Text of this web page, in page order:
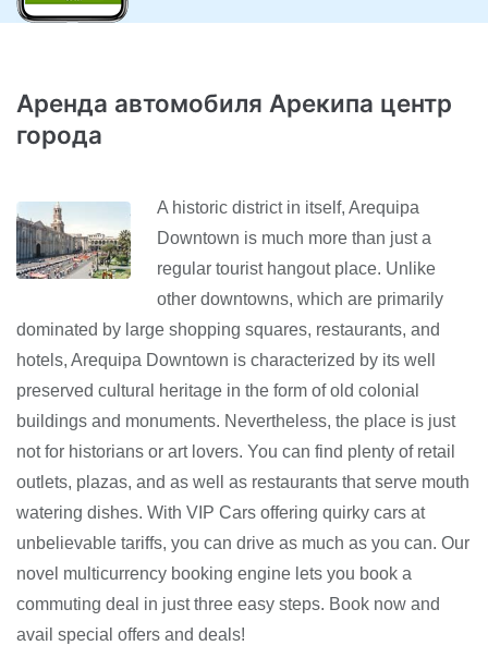
Аренда автомобиля Арекипа центр
города
A historic district in itself, Arequipa
Downtown is much more than just a
regular tourist hangout place. Unlike
other downtowns, which are primarily
dominated by large shopping squares, restaurants, and
hotels, Arequipa Downtown is characterized by its well
preserved cultural heritage in the form of old colonial
buildings and monuments. Nevertheless, the place is just
not for historians or art lovers. You can find plenty of retail
outlets, plazas, and as well as restaurants that serve mouth
watering dishes. With VIP Cars offering quirky cars at
unbelievable tariffs, you can drive as much as you can. Our
novel multicurrency booking engine lets you book a
commuting deal in just three easy steps. Book now and
avail special offers and deals!